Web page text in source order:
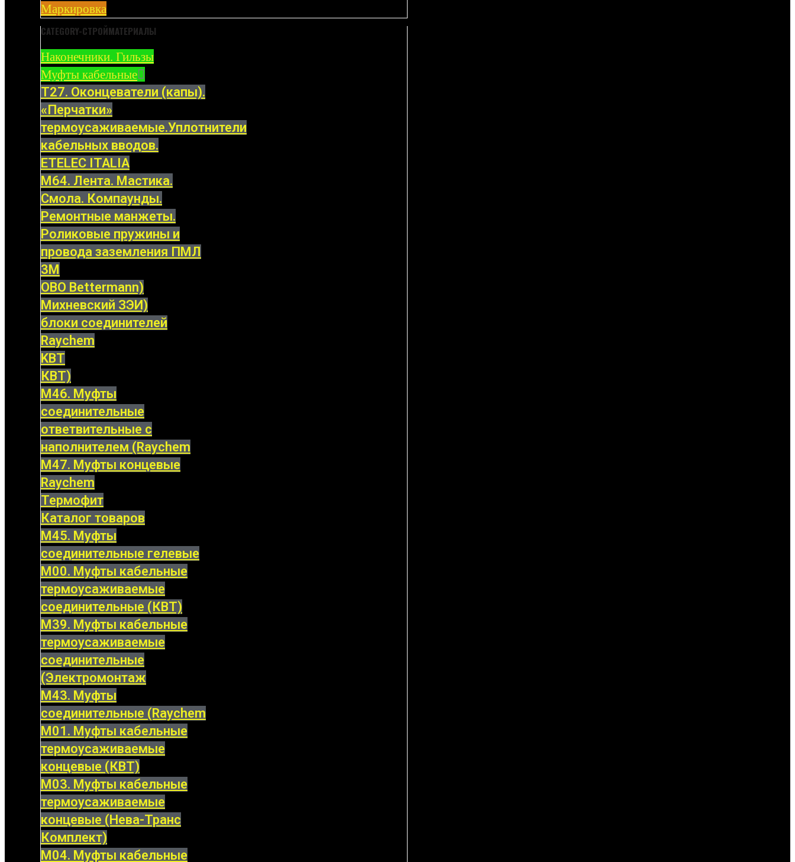
Маркировка
CATEGORY-СТРОЙМАТЕРИАЛЫ
Наконечники. Гильзы
Муфты кабельные
Т27. Оконцеватели (капы).
«Перчатки»
термоусаживаемые.Уплотнители
кабельных вводов.
ETELEC ITALIA
М64. Лента. Мастика.
Смола. Компаунды.
Ремонтные манжеты.
Роликовые пружины и
провода заземления ПМЛ
3M
OBO Bettermann)
Михневский ЗЭИ)
блоки соединителей
Raychem
KBT
КВТ)
М46. Муфты
соединительные
ответвительные с
наполнителем (Raychem
М47. Муфты концевые
Raychem
Термофит
Каталог товаров
М45. Муфты
соединительные гелевые
М00. Муфты кабельные
термоусаживаемые
соединительные (КВТ)
М39. Муфты кабельные
термоусаживаемые
соединительные
(Электромонтаж
М43. Муфты
соединительные (Raychem
М01. Муфты кабельные
термоусаживаемые
концевые (КВТ)
М03. Муфты кабельные
термоусаживаемые
концевые (Нева-Транс
Комплект)
М04. Муфты кабельные